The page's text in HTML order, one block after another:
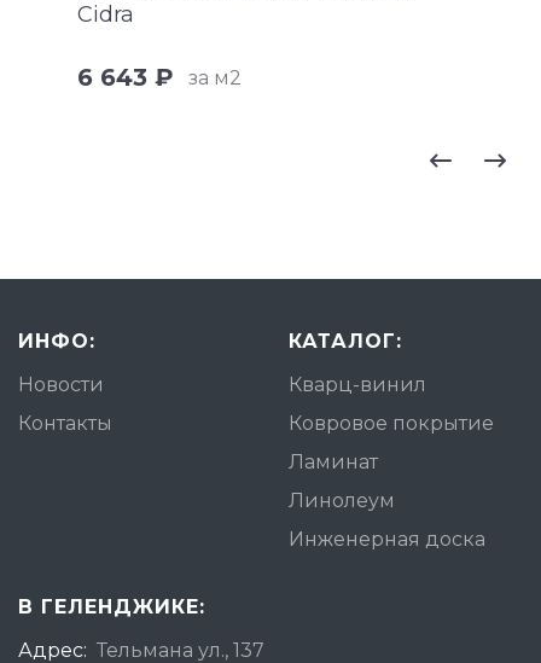
Cidra
6 643 ₽ за м2
ИНФО:
Новости
Контакты
КАТАЛОГ:
Кварц-винил
Ковровое покрытие
Ламинат
Линолеум
Инженерная доска
В ГЕЛЕНДЖИКЕ:
Адрес: Тельмана ул., 137